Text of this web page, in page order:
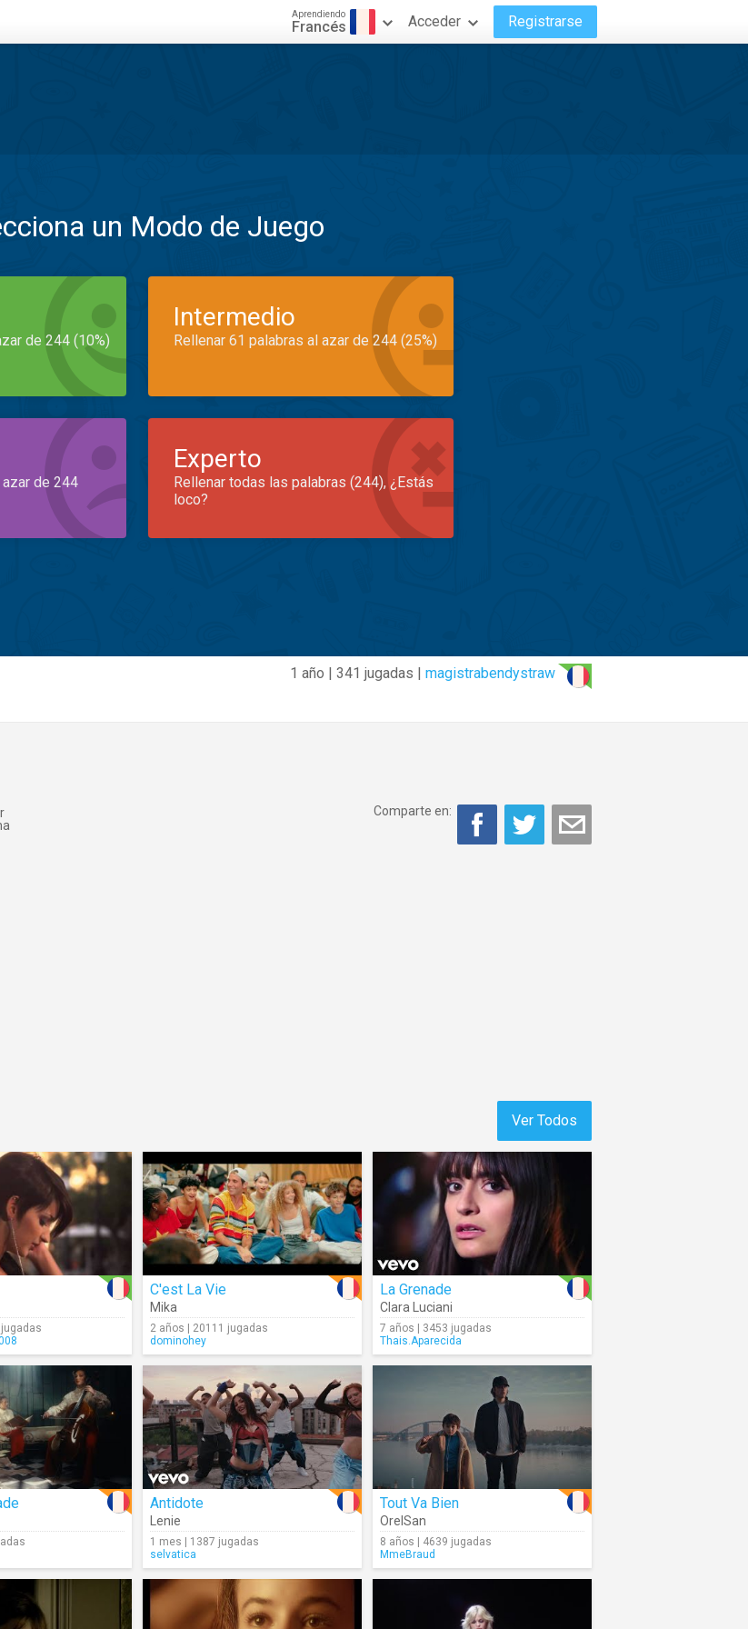
Aprendiendo
Francés Acceder Registrarse
un Modo de Juego
de 244 (10%)
Intermedio
Rellenar 61 palabras al azar de 244 (25%)
de 244
Experto
Rellenar todas las palabras (244), ¿Estás
loco?
1 año | 341 jugadas | magistrabendystraw
Comparte en:
Ver Todos
C'est La Vie
Mika
2 años | 20111 jugadas
dominohey
La Grenade
Clara Luciani
7 años | 3453 jugadas
Thais.Aparecida
Antidote
Lenie
1 mes | 1387 jugadas
selvatica
Tout Va Bien
OrelSan
8 años | 4639 jugadas
MmeBraud